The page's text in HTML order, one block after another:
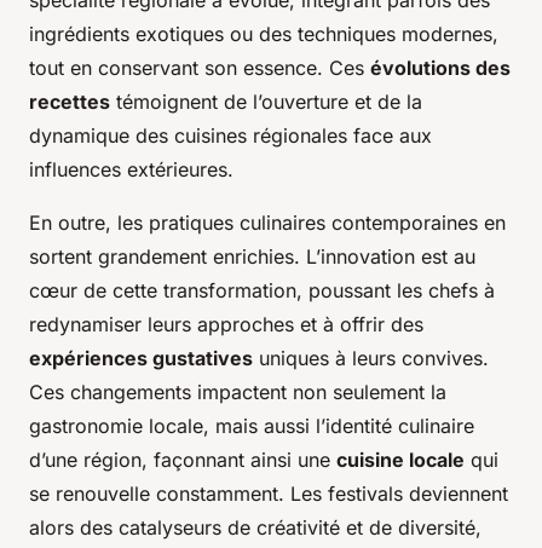
ingrédients exotiques ou des techniques modernes,
tout en conservant son essence. Ces évolutions des
recettes témoignent de l’ouverture et de la
dynamique des cuisines régionales face aux
influences extérieures.
En outre, les pratiques culinaires contemporaines en
sortent grandement enrichies. L’innovation est au
cœur de cette transformation, poussant les chefs à
redynamiser leurs approches et à offrir des
expériences gustatives uniques à leurs convives.
Ces changements impactent non seulement la
gastronomie locale, mais aussi l’identité culinaire
d’une région, façonnant ainsi une cuisine locale qui
se renouvelle constamment. Les festivals deviennent
alors des catalyseurs de créativité et de diversité,